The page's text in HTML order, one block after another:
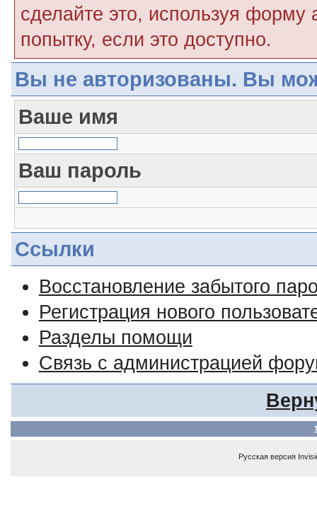
сделайте это, используя форму
попытку, если это доступно.
Вы не авторизованы. Вы
Ваше имя
Ваш пароль
Ссылки
Восстановление забытого
Регистрация нового
Разделы помощи
Связь с администрацией
Русская версия